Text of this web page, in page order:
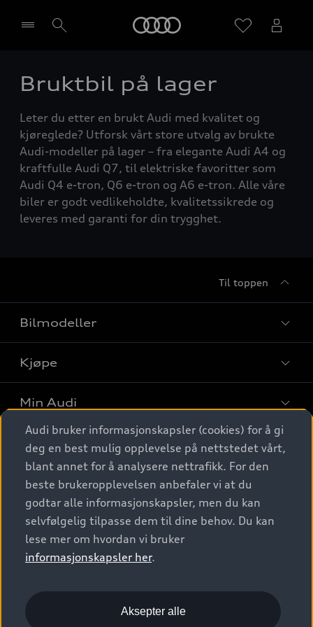
Velg forhandler
Bruktbil på lager
Leter du etter en brukt Audi med kvalitet og
kjøreglede? Utforsk vårt store utvalg av brukte
Audi-modeller på lager – fra elegante Audi A4 og
kraftfulle Audi Q7, til elektriske favoritter som
Audi Q4 e-tron, Q6 e-tron og A6 e-tron. Alle våre
biler er godt vedlikeholdte, kvalitetssikrede og
leveres med garanti for din trygghet.
Til toppen
Bilmodeller
Finn din Audi
Sammenlign bilmodeller
Elbiler
SUV
Stasjonsvogn
Sportback
S/RS
Konseptbiler og prototyper
Kjøpe
Kjøpshjelp
Biler på lager
Finn forhandler
Bestill prøvekjøring
Kontakt forhandler
Bilgarantier
Min Audi
Behold nybilfølelsen
Audi Originalt tilbehør
Verkstedtjenester
Digitale tjenester
Audi digitale tjenester
Audi connect
Functions on demand
Kom i gang med myAudi
Audi Norge
Kundeservice
Audi Driving Experience
© 2026 AUDI NORGE. All Rights Reserved.
Imprint
Audi bruker informasjonskapsler (cookies) for å gi
deg en best mulig opplevelse på nettstedet vårt,
blant annet for å analysere nettrafikk. For den
beste brukeropplevelsen anbefaler vi at du
godtar alle informasjonskapsler, men du kan
selvfølgelig tilpasse dem til dine behov. Du kan
lese mer om hvordan vi bruker
informasjonskapsler her.
Aksepter alle